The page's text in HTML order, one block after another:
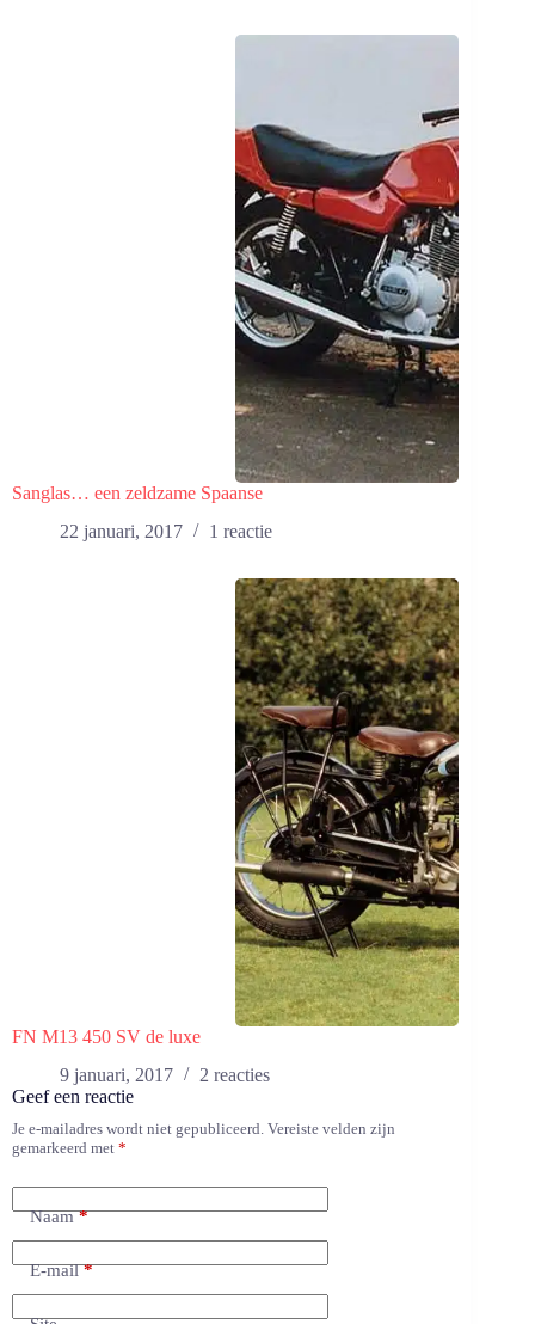
Sanglas… een zeldzame Spaanse
22 januari, 2017
1 reactie
FN M13 450 SV de luxe
9 januari, 2017
2 reacties
Geef een reactie
Je e-mailadres wordt niet gepubliceerd. Vereiste velden zijn
gemarkeerd met *
Naam*
E-mail*